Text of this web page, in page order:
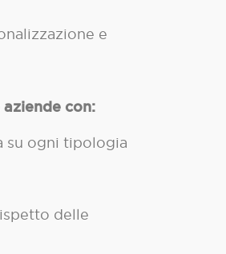
e
con:
su ogni tipologia
delle